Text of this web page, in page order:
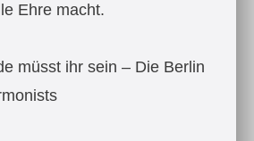
Ehre macht.
müsst ihr sein – Die Berlin